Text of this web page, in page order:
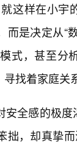
这样在小
是决定从“
式，甚至分
找着家庭关系
全感的极
，却真挚